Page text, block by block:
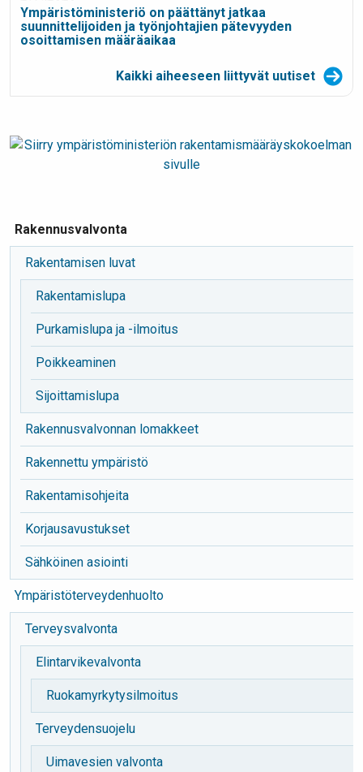
Ympäristöministeriö on päättänyt jatkaa
suunnittelijoiden ja työnjohtajien pätevyyden
osoittamisen määräaikaa
Kaikki aiheeseen liittyvät uutiset
Rakennusvalvonta
Rakentamisen luvat
Rakentamislupa
Purkamislupa ja -ilmoitus
Poikkeaminen
Sijoittamislupa
Rakennusvalvonnan lomakkeet
Rakennettu ympäristö
Rakentamisohjeita
Korjausavustukset
Sähköinen asiointi
Ympäristöterveydenhuolto
Terveysvalvonta
Elintarvikevalvonta
Ruokamyrkytysilmoitus
Terveydensuojelu
Uimavesien valvonta